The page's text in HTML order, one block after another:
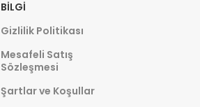
BILGI
Gizlilik Politikası
Mesafeli Satış
Sözleşmesi
Şartlar ve Koşullar